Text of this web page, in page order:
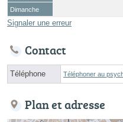
Dimanche
Signaler une erreur
Contact
Téléphone Téléphoner au
Plan et adresse